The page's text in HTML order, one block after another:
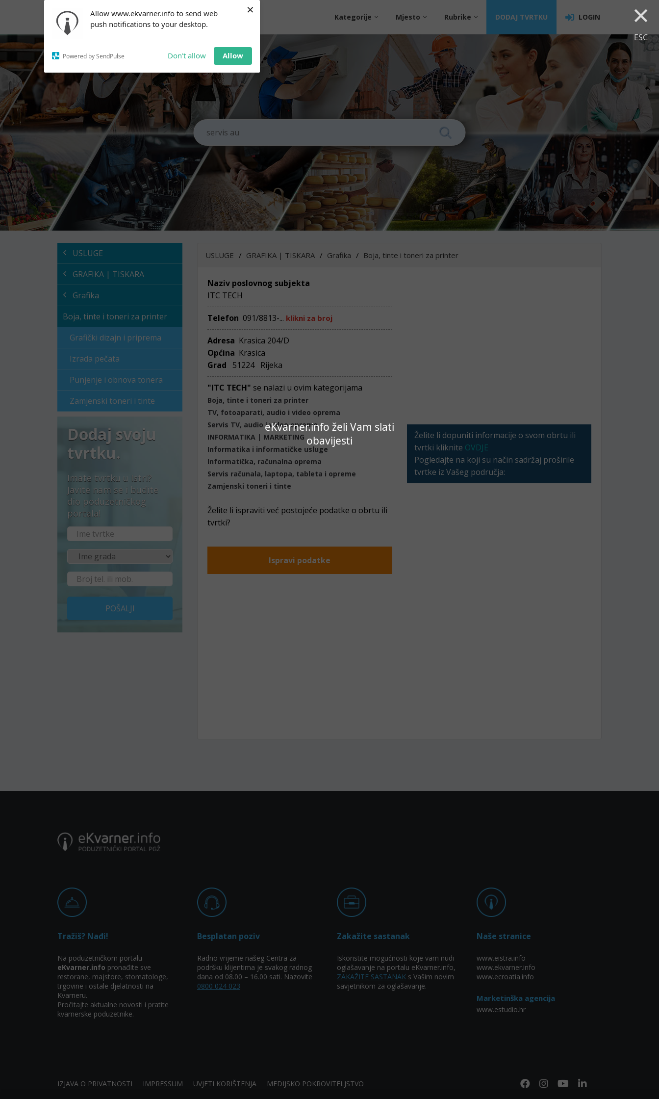
Allow www.ekvarner.info to send web
push notifications to your desktop.
Powered by SendPulse Don't allow Allow
× ×
ESC
eKvarner.info želi Vam slati
obavijesti
notifications!
To enable permission prompts, click
on the notification icon
Kategorije Mjesto Rubrike DODAJ TVRTKU LOGIN
USLUGE
GRAFIKA | TISKARA
Grafika
Boja, tinte i toneri za printer
Grafički dizajn i priprema
Izrada pečata
Punjenje i obnova tonera
Zamjenski toneri i tinte
Dodaj svoju
tvrtku.
Imate tvrtku u Istri?
Javite nam se i budite
dio poduzetničkog
portala!
POŠALJI
USLUGE GRAFIKA | TISKARA Grafika Boja, tinte i toneri za printer
Naziv poslovnog subjekta
ITC TECH
Telefon 091/8813-... klikni za broj
Adresa Krasica 204/D
Općina Krasica
Grad
51224 Rijeka
"ITC TECH" se nalazi u ovim kategorijama
Boja, tinte i toneri za printer
TV, fotoaparati, audio i video oprema
Servis TV, audio i video opreme
INFORMATIKA | MARKETING
Informatika i informatičke usluge
Informatička, računalna oprema
Servis računala, laptopa, tableta i opreme
Zamjenski toneri i tinte
Želite li ispraviti već postojeće podatke o obrtu ili
tvrtki?
Ispravi podatke
Želite li dopuniti informacije o svom obrtu ili
tvrtki kliknite OVDJE
Pogledajte na koji su način sadržaj proširile
tvrtke iz Vašeg područja:
Tražiš? Nađi!
Na poduzetničkom portalu
eKvarner.info pronađite sve
restorane, majstore, stomatologe,
trgovine i ostale djelatnosti na
Kvarneru.
Pročitajte aktualne novosti i pratite
kvarnerske poduzetnike.
Besplatan poziv
Radno vrijeme našeg Centra za
podršku klijentima je svakog radnog
dana od 08.00 – 16.00 sati. Nazovite
0800 024 023
Zakažite sastanak
Iskoristite mogućnosti koje vam nudi
oglašavanje na portalu eKvarner.info,
ZAKAŽITE SASTANAK s Vašim novim
savjetnikom za oglašavanje.
Naše stranice
www.eistra.info
www.ekvarner.info
www.ecroatia.info
Marketinška agencija
www.estudio.hr
IZJAVA O PRIVATNOSTI IMPRESSUM UVJETI KORIŠTENJA MEDIJSKO POKROVITELJSTVO